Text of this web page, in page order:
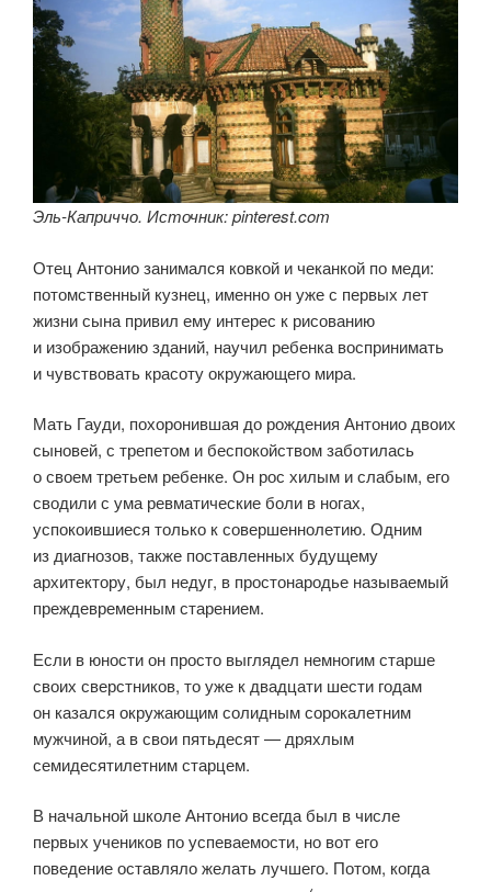
Эль-Каприччо. Источник: pinterest.com
Отец Антонио занимался ковкой и чеканкой по меди:
потомственный кузнец, именно он уже с первых лет
жизни сына привил ему интерес к рисованию
и изображению зданий, научил ребенка воспринимать
и чувствовать красоту окружающего мира.
Мать Гауди, похоронившая до рождения Антонио двоих
сыновей, с трепетом и беспокойством заботилась
о своем третьем ребенке. Он рос хилым и слабым, его
сводили с ума ревматические боли в ногах,
успокоившиеся только к совершеннолетию. Одним
из диагнозов, также поставленных будущему
архитектору, был недуг, в простонародье называемый
преждевременным старением.
Если в юности он просто выглядел немногим старше
своих сверстников, то уже к двадцати шести годам
он казался окружающим солидным сорокалетним
мужчиной, а в свои пятьдесят — дряхлым
семидесятилетним старцем.
В начальной школе Антонио всегда был в числе
первых учеников по успеваемости, но вот его
поведение оставляло желать лучшего. Потом, когда